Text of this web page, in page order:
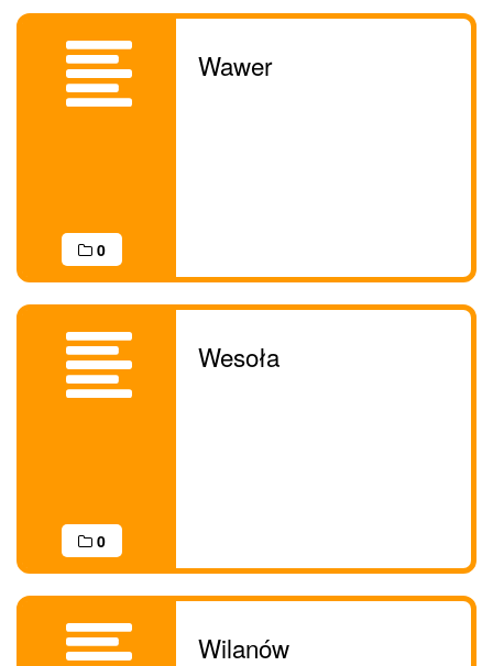
0
Wawer
0
Wesoła
Wilanów